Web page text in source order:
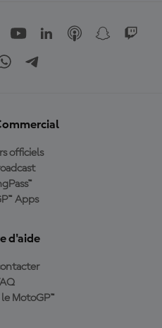
officiels
Apps
d'aide
MotoGP™